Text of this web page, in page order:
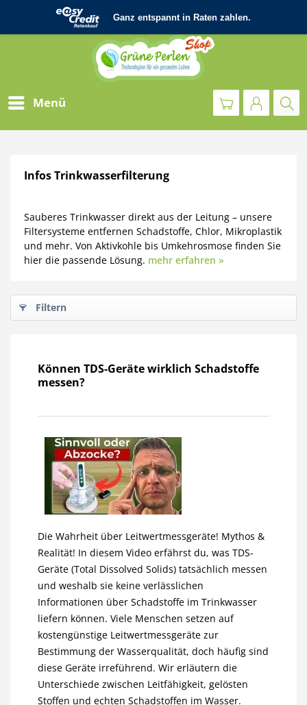
Menü
Infos Trinkwasserfilterung
Sauberes Trinkwasser direkt aus der Leitung – unsere
Filtersysteme entfernen Schadstoffe, Chlor, Mikroplastik
und mehr. Von Aktivkohle bis Umkehrosmose finden Sie
hier die passende Lösung. mehr erfahren »
Filtern
Können TDS-Geräte wirklich Schadstoffe
messen?
Die Wahrheit über Leitwertmessgeräte! Mythos &
Realität! In diesem Video erfährst du, was TDS-
Geräte (Total Dissolved Solids) tatsächlich messen
und weshalb sie keine verlässlichen
Informationen über Schadstoffe im Trinkwasser
liefern können. Viele Menschen setzen auf
kostengünstige Leitwertmessgeräte zur
Bestimmung der Wasserqualität, doch häufig sind
diese Geräte irreführend. Wir erläutern die
Unterschiede zwischen Leitfähigkeit, gelösten
Stoffen und echten Schadstoffen im Wasser.